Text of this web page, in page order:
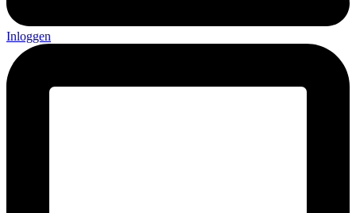
Inloggen